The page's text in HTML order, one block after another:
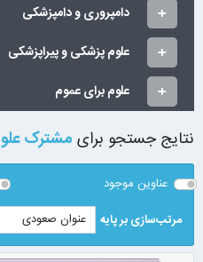
دامپروری و دامپزشکی
علوم پزشکی و پیراپزشکی
علوم برای عموم
نتایج جستجو برای مشترک
عناوین موجود
مرتب‌سازی بر پایه